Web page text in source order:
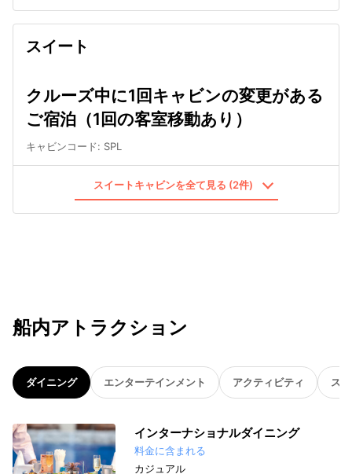
スイート
クルーズ中に1回キャビンの変更がある
ご宿泊（1回の客室移動あり）
キャビンコード: SPL
スイートキャビンを全て見る (2件)
船内アトラクション
ダイニング エンターテインメント アクティビティ ス
インターナショナルダイニング
料金に含まれる
カジュアル